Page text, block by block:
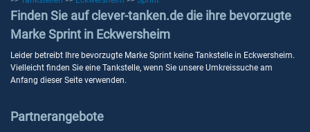
Finden Sie auf clever-tanken.de die ihre bevorzugte
Marke Sprint in Eckwersheim
Leider betreibt Ihre bevorzugte Marke Sprint keine Tankstelle in Eckwersheim.
Vielleicht finden Sie eine Tankstelle, wenn Sie unsere Umkreissuche am
Anfang dieser Seite verwenden.
Partnerangebote